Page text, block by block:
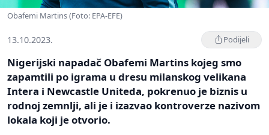
Obafemi Martins (Foto: EPA-EFE)
13.10.2023. Podijeli
Nigerijski napadač Obafemi Martins kojeg smo
zapamtili po igrama u dresu milanskog velikana
Intera i Newcastle Uniteda, pokrenuo je biznis u
rodnoj zemnlji, ali je i izazvao kontroverze nazivom
lokala koji je otvorio.